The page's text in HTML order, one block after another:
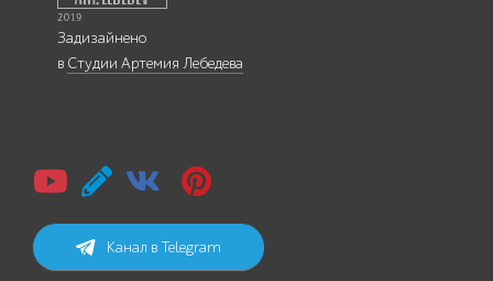
Задизайнено
в Студии Артемия Лебедева
Канал в Telegram